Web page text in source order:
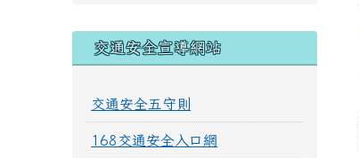
交通安全宣導網站
交通安全五守則
168交通安全入口網